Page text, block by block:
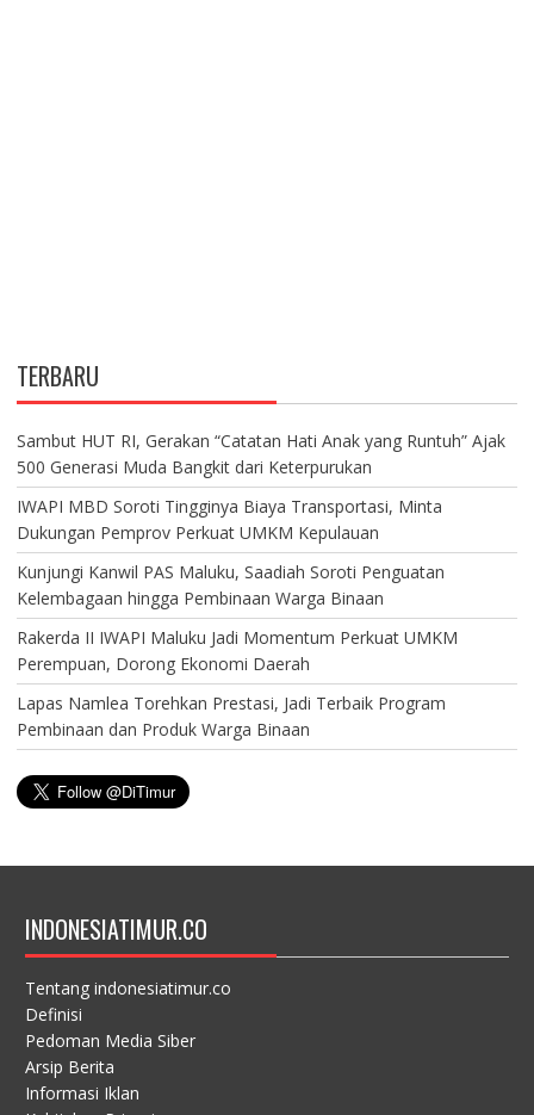
TERBARU
Sambut HUT RI, Gerakan “Catatan Hati Anak yang Runtuh” Ajak
500 Generasi Muda Bangkit dari Keterpurukan
IWAPI MBD Soroti Tingginya Biaya Transportasi, Minta
Dukungan Pemprov Perkuat UMKM Kepulauan
Kunjungi Kanwil PAS Maluku, Saadiah Soroti Penguatan
Kelembagaan hingga Pembinaan Warga Binaan
Rakerda II IWAPI Maluku Jadi Momentum Perkuat UMKM
Perempuan, Dorong Ekonomi Daerah
Lapas Namlea Torehkan Prestasi, Jadi Terbaik Program
Pembinaan dan Produk Warga Binaan
INDONESIATIMUR.CO
Tentang indonesiatimur.co
Definisi
Pedoman Media Siber
Arsip Berita
Informasi Iklan